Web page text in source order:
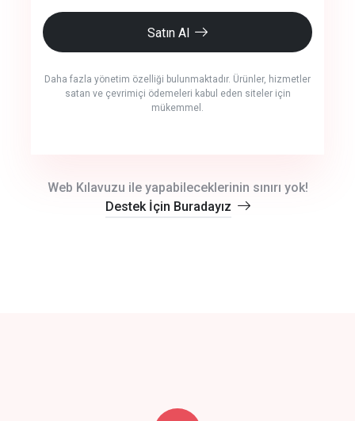
Satın Al
Daha fazla yönetim özelliği bulunmaktadır. Ürünler, hizmetler
satan ve çevrimiçi ödemeleri kabul eden siteler için
mükemmel.
Web Kılavuzu ile yapabileceklerinin sınırı yok!
Destek İçin Buradayız